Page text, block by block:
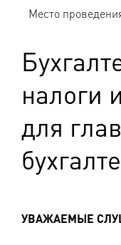
Место
налоги
для
УВАЖАЕМЫЕ